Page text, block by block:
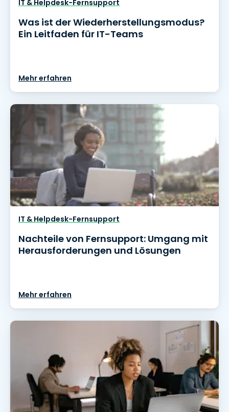
IT & Helpdesk-Fernsupport
Was ist der Wiederherstellungsmodus?
Ein Leitfaden für IT-Teams
Mehr erfahren
IT & Helpdesk-Fernsupport
Nachteile von Fernsupport: Umgang mit
Herausforderungen und Lösungen
Mehr erfahren